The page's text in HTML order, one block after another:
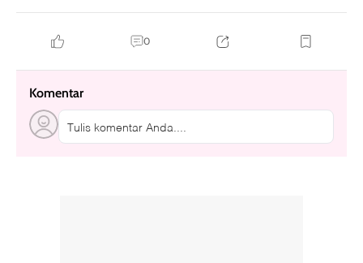
0
Komentar
Tulis komentar Anda....